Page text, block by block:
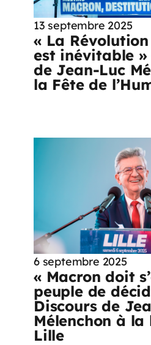
13 septembre 2025
« La
est inévitable »
de Jean-Luc
la Fête de
6 septembre 2025
« Macron doit
peuple de
Discours de
Mélenchon à
Lille